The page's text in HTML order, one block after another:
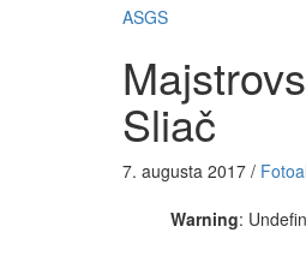
ASGS
Sliač
7. augusta 2017 /
Warning: